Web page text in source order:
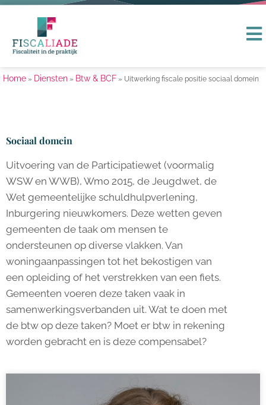
Home » Diensten » Btw & BCF » Uitwerking fiscale positie sociaal domein
Sociaal domein
Uitvoering van de Participatiewet (voormalig
WSW en WWB), Wmo 2015, de Jeugdwet, de
Wet gemeentelijke schuldhulpverlening,
Inburgering nieuwkomers. Deze wetten geven
gemeenten de taak om mensen te
ondersteunen op diverse vlakken. Van
woningaanpassingen tot het bekostigen van
een opleiding of het verstrekken van een fiets.
Gemeenten voeren deze taken vaak in
samenwerkingsverbanden uit. Wat te doen met
de btw op deze taken? Moet er btw in rekening
worden gebracht en is deze compensabel?